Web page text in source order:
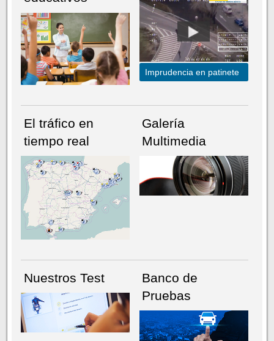
NÚMERO ACTUALHEMEROTECA
Imprudencia en patinete
El tráfico en
tiempo real
Galería
Multimedia
Nuestros Test
Banco de
Pruebas